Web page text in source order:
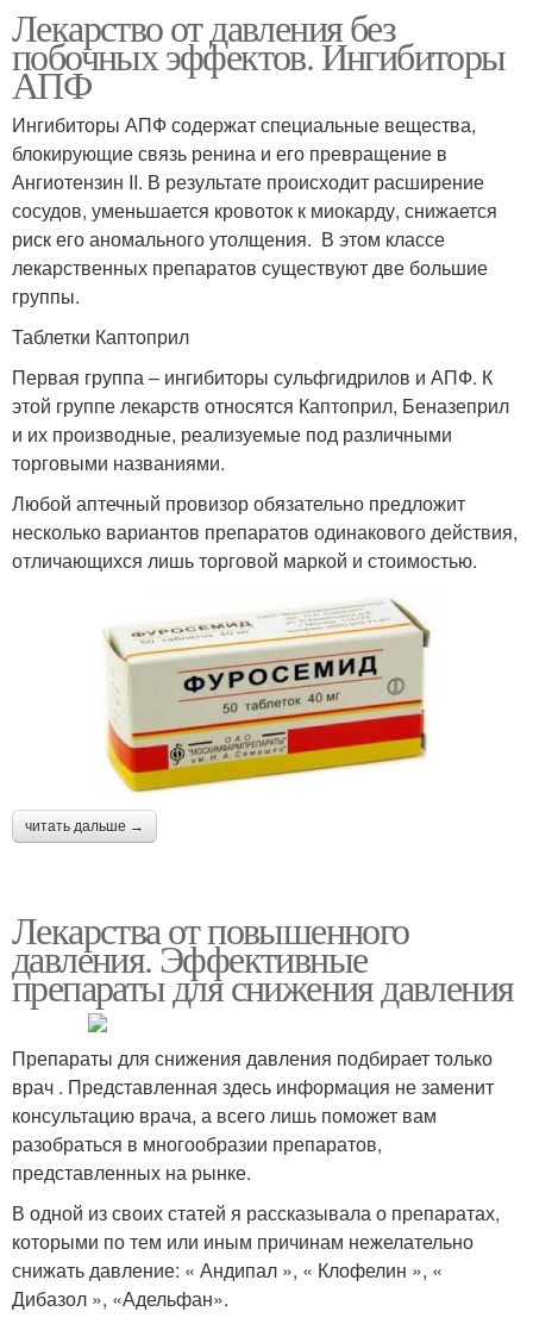
Лекарство от давления без
побочных эффектов. Ингибиторы
АПФ
Ингибиторы АПФ содержат специальные вещества,
блокирующие связь ренина и его превращение в
Ангиотензин II. В результате происходит расширение
сосудов, уменьшается кровоток к миокарду, снижается
риск его аномального утолщения. В этом классе
лекарственных препаратов существуют две большие
группы.
Таблетки Каптоприл
Первая группа – ингибиторы сульфгидрилов и АПФ. К
этой группе лекарств относятся Каптоприл, Беназеприл
и их производные, реализуемые под различными
торговыми названиями.
Любой аптечный провизор обязательно предложит
несколько вариантов препаратов одинакового действия,
отличающихся лишь торговой маркой и стоимостью.
читать дальше →
Лекарства от повышенного
давления. Эффективные
препараты для снижения давления
Препараты для снижения давления подбирает только
врач . Представленная здесь информация не заменит
консультацию врача, а всего лишь поможет вам
разобраться в многообразии препаратов,
представленных на рынке.
В одной из своих статей я рассказывала о препаратах,
которыми по тем или иным причинам нежелательно
снижать давление: « Андипал », « Клофелин », «
Дибазол », «Адельфан».